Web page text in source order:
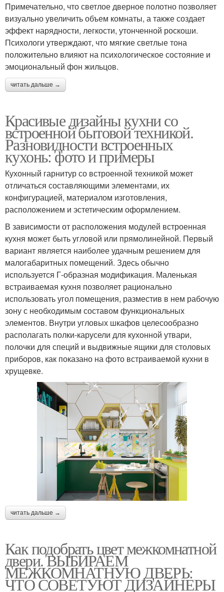
Примечательно, что светлое дверное полотно позволяет
визуально увеличить объем комнаты, а также создает
эффект нарядности, легкости, утонченной роскоши.
Психологи утверждают, что мягкие светлые тона
положительно влияют на психологическое состояние и
эмоциональный фон жильцов.
читать дальше →
Красивые дизайны кухни со
встроенной бытовой техникой.
Разновидности встроенных
кухонь: фото и примеры
Кухонный гарнитур со встроенной техникой может
отличаться составляющими элементами, их
конфигурацией, материалом изготовления,
расположением и эстетическим оформлением.
В зависимости от расположения модулей встроенная
кухня может быть угловой или прямолинейной. Первый
вариант является наиболее удачным решением для
малогабаритных помещений. Здесь обычно
используется Г-образная модификация. Маленькая
встраиваемая кухня позволяет рационально
использовать угол помещения, разместив в нем рабочую
зону с необходимым составом функциональных
элементов. Внутри угловых шкафов целесообразно
располагать полки-карусели для кухонной утвари,
полочки для специй и выдвижные ящики для столовых
приборов, как показано на фото встраиваемой кухни в
хрущевке.
читать дальше →
Как подобрать цвет межкомнатной
двери. ВЫБИРАЕМ
МЕЖКОМНАТНУЮ ДВЕРЬ:
ЧТО СОВЕТУЮТ ДИЗАЙНЕРЫ